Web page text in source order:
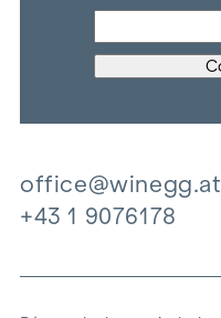
office@winegg.at
+43 1 9076178